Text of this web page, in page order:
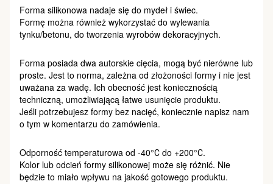
Forma silikonowa nadaje się do mydeł i świec.
Formę można również wykorzystać do wylewania
tynku/betonu, do tworzenia wyrobów dekoracyjnych.
Forma posiada dwa autorskie cięcia, mogą być nierówne lub
proste. Jest to norma, zależna od złożoności formy i nie jest
uważana za wadę. Ich obecność jest koniecznością
techniczną, umożliwiającą łatwe usunięcie produktu.
Jeśli potrzebujesz formy bez nacięć, koniecznie napisz nam
o tym w komentarzu do zamówienia.
Odporność temperaturowa od -40°С do +200°С.
Kolor lub odcień formy silikonowej może się różnić. Nie
będzie to miało wpływu na jakość gotowego produktu.